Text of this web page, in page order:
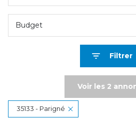
Budget
Filtrer
Voir les 2
35133 - Parigné